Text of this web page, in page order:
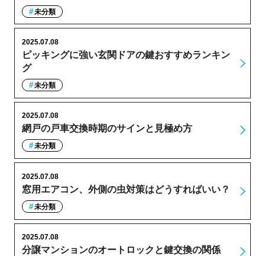
未分類
ピッキングに強い玄関ドアの鍵おすすめランキン
グ
2025.07.08
未分類
網戸の戸車交換時期のサインと見極め方
2025.07.08
未分類
窓用エアコン、外側の虫対策はどうすればいい？
2025.07.08
未分類
分譲マンションのオートロックと鍵交換の関係
2025.07.08